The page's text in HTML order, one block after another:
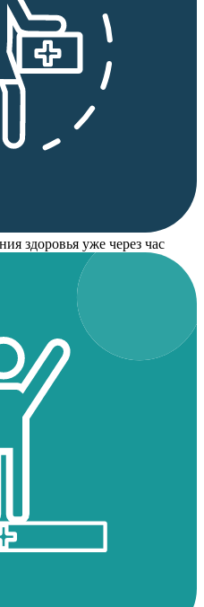
здоровья уже через час